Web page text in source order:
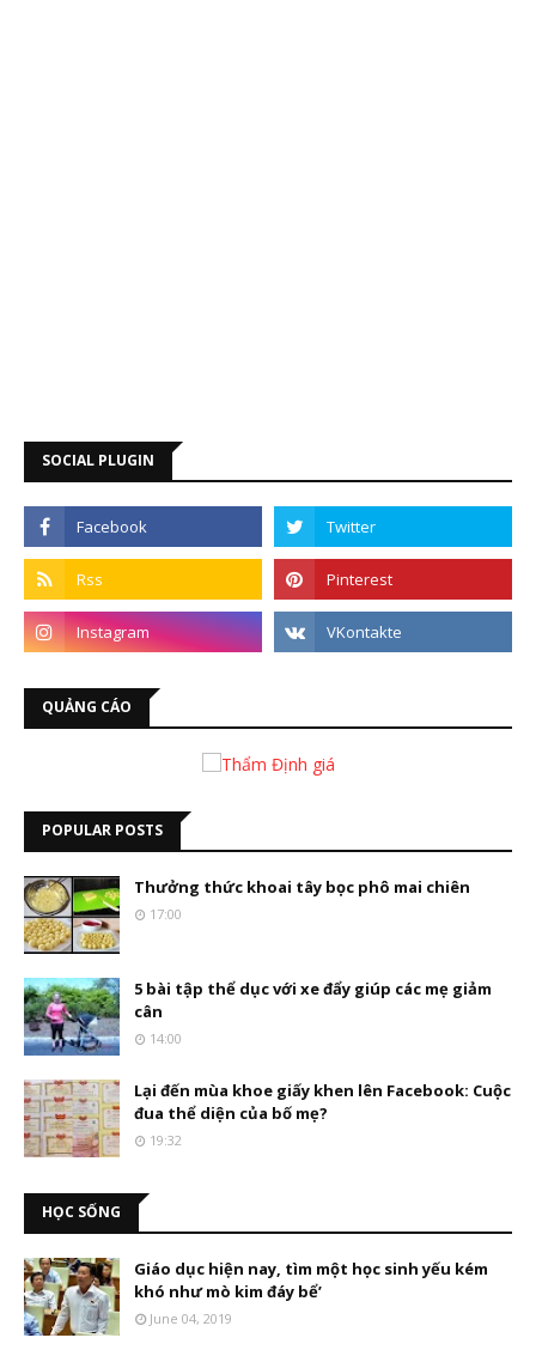
SOCIAL PLUGIN
QUẢNG CÁO
POPULAR POSTS
Thưởng thức khoai tây bọc phô mai chiên
17:00
5 bài tập thể dục với xe đẩy giúp các mẹ giảm
cân
14:00
Lại đến mùa khoe giấy khen lên Facebook: Cuộc
đua thể diện của bố mẹ?
19:32
HỌC SỐNG
Giáo dục hiện nay, tìm một học sinh yếu kém
khó như mò kim đáy bể’
June 04, 2019